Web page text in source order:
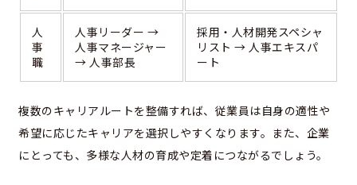
人
事
職
人事リーダー →
人事マネージャー
→ 人事部長
採用・人材開発スペシャ
リスト → 人事エキスパ
ート
複数のキャリアルートを整備すれば、従業員は自身の適性や
希望に応じたキャリアを選択しやすくなります。また、企業
にとっても、多様な人材の育成や定着につながるでしょう。